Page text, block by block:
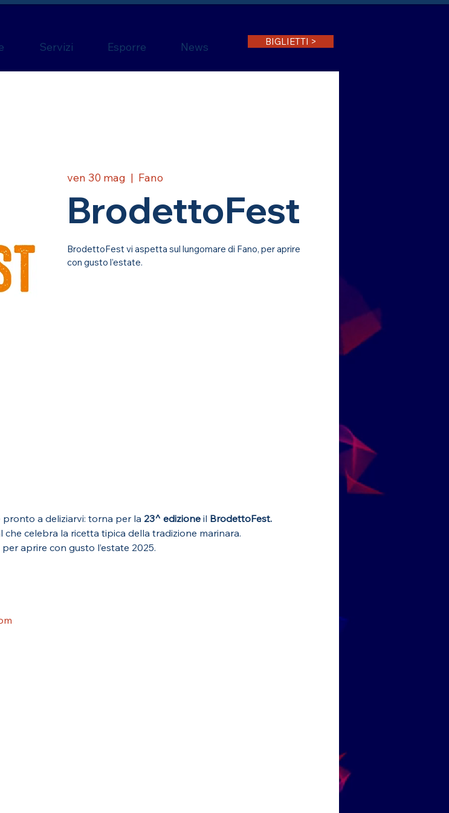
Servizi Esporre News BIGLIETTI >
ven 30 mag
  |
Fano
BrodettoFest
BrodettoFest vi aspetta sul lungomare di Fano, per aprire
con gusto l’estate.
pronto a deliziarvi: torna per la 23^ edizione il BrodettoFest.
celebra la ricetta tipica della tradizione marinara.
aprire con gusto l’estate 2025.